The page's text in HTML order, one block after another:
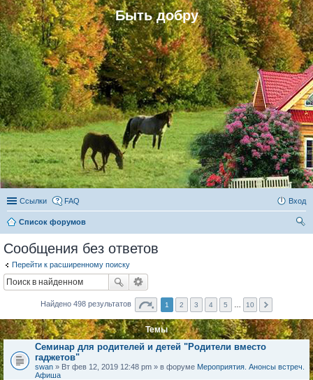
Быть добру
Ссылки FAQ Вход
Список форумов
Сообщения без ответов
Перейти к расширенному поиску
Найдено 498 результатов 1 2 3 4 5 10
Темы
Семинар для родителей и детей "Родители вместо
гаджетов"
swan » Вт фев 12, 2019 12:48 pm » в форуме Мероприятия. Анонсы встреч.
Афиша